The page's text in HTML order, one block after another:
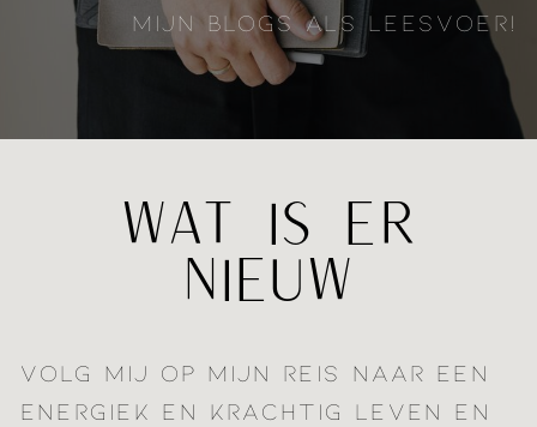
MIJN BLOGS ALS LEESVOER!
VOLG MIJ OP MIJN REIS NAAR EEN
ENERGIEK EN KRACHTIG LEVEN EN
WAT IS ER
NIEUW